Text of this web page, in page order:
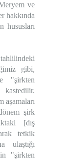
ve
hakkında
hususları
gibi,
"şirkten
aşamaları
şirk
[dış
tetkik
ulaştığı
"şirkten